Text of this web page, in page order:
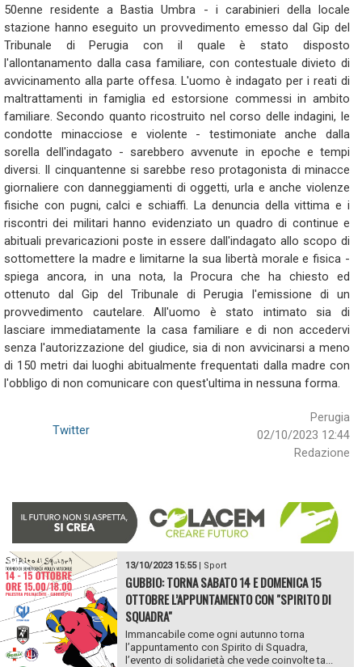
50enne residente a Bastia Umbra - i carabinieri della locale
stazione hanno eseguito un provvedimento emesso dal Gip del
Tribunale di Perugia con il quale è stato disposto
l'allontanamento dalla casa familiare, con contestuale divieto di
avvicinamento alla parte offesa. L'uomo è indagato per i reati di
maltrattamenti in famiglia ed estorsione commessi in ambito
familiare. Secondo quanto ricostruito nel corso delle indagini, le
condotte minacciose e violente - testimoniate anche dalla
sorella dell'indagato - sarebbero avvenute in epoche e tempi
diversi. Il cinquantenne si sarebbe reso protagonista di minacce
giornaliere con danneggiamenti di oggetti, urla e anche violenze
fisiche con pugni, calci e schiaffi. La denuncia della vittima e i
riscontri dei militari hanno evidenziato un quadro di continue e
abituali prevaricazioni poste in essere dall'indagato allo scopo di
sottomettere la madre e limitarne la sua libertà morale e fisica -
spiega ancora, in una nota, la Procura che ha chiesto ed
ottenuto dal Gip del Tribunale di Perugia l'emissione di un
provvedimento cautelare. All'uomo è stato intimato sia di
lasciare immediatamente la casa familiare e di non accedervi
senza l'autorizzazione del giudice, sia di non avvicinarsi a meno
di 150 metri dai luoghi abitualmente frequentati dalla madre con
l'obbligo di non comunicare con quest'ultima in nessuna forma.
Perugia
02/10/2023 12:44
Redazione
Twitter
13/10/2023 15:55| Sport
GUBBIO: TORNA SABATO 14 E DOMENICA 15
OTTOBRE L’APPUNTAMENTO CON "SPIRITO DI
SQUADRA"
Immancabile come ogni autunno torna
l’appuntamento con Spirito di Squadra,
l’evento di solidarietà che vede coinvolte ta...